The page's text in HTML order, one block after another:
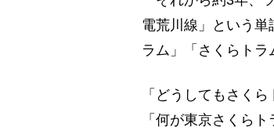
電荒川線」という単
ラム」「さくらトラ
「どうしてもさく
「何が東京さくら